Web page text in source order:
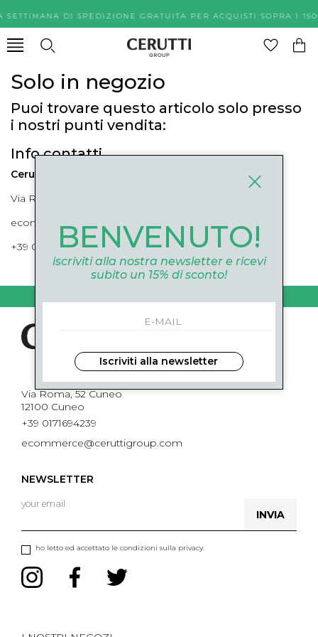
SETTIMANA DI SPEDIZIONE GRATUITA PER ACQUISTI
Solo in negozio
Puoi trovare questo articolo solo presso
i nostri punti vendita:
Info contatti
Cerutti Boutique
Via Roma, 52 Cuneo 12100 Cuneo
ecommerce@ceruttigroup.com
+39 0171694239
Via Roma, 52 Cuneo
12100 Cuneo
+39 0171694239
ecommerce@ceruttigroup.com
NEWSLETTER
ho letto ed accettato le condizioni sulla privacy.
INVIA
BENVENUTO!
iscriviti alla nostra newsletter e ricevi
subito un 15% di sconto!
Iscriviti alla newsletter